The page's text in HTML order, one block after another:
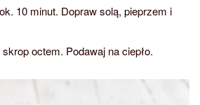
10 minut. Dopraw solą, pieprzem i
octem. Podawaj na ciepło.